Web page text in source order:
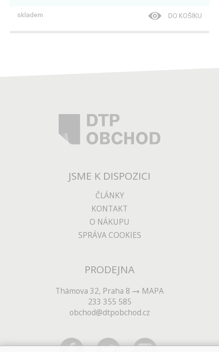
skladem DO KOŠÍKU
LMP USB-C TINY HUB
JSME K DISPOZICI
ČLÁNKY
KONTAKT
O NÁKUPU
SPRÁVA COOKIES
PRODEJNA
Thámova 32, Praha 8
MAPA
233 355 585
obchod@dtpobchod.cz